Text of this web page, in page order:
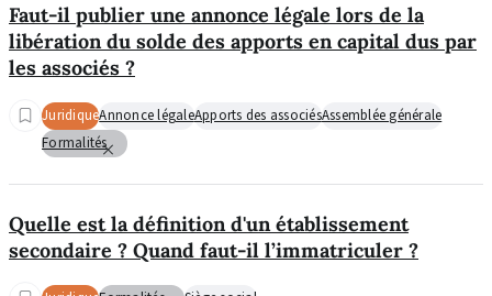
Faut-il publier une annonce légale lors de la
libération du solde des apports en capital dus par
les associés ?
JuridiqueAnnonce légaleApports des associésAssemblée générale
Formalités
Quelle est la définition d'un établissement
secondaire ? Quand faut-il l’immatriculer ?